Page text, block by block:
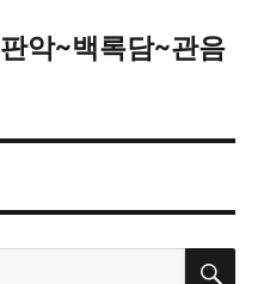
악~백록담~관음
검